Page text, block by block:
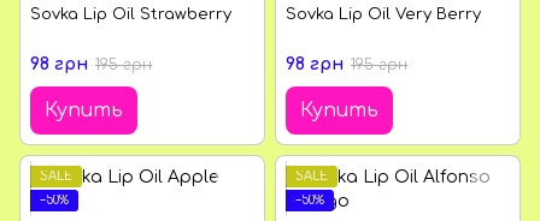
Sovka Lip Oil Strawberry
98 грн 195 грн
Купить
Sovka Lip Oil Very Berry
98 грн 195 грн
Купить
SALE
−50%
SALE
−50%